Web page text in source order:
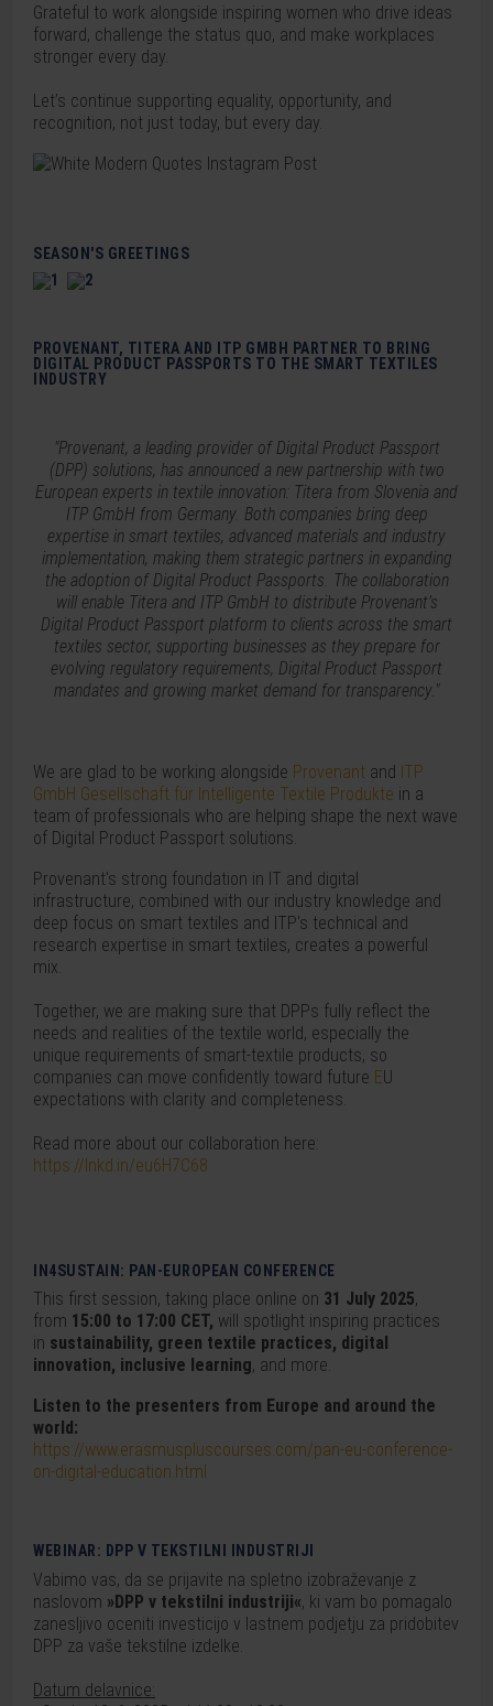
Grateful to work alongside inspiring women who drive ideas
forward, challenge the status quo, and make workplaces
stronger every day.
Let’s continue supporting equality, opportunity, and
recognition, not just today, but every day.
SEASON'S GREETINGS
PROVENANT, TITERA AND ITP GMBH PARTNER TO BRING
DIGITAL PRODUCT PASSPORTS TO THE SMART TEXTILES
INDUSTRY
"Provenant, a leading provider of Digital Product Passport
(DPP) solutions, has announced a new partnership with two
European experts in textile innovation: Titera from Slovenia and
ITP GmbH from Germany. Both companies bring deep
expertise in smart textiles, advanced materials and industry
implementation, making them strategic partners in expanding
the adoption of Digital Product Passports. The collaboration
will enable Titera and ITP GmbH to distribute Provenant’s
Digital Product Passport platform to clients across the smart
textiles sector, supporting businesses as they prepare for
evolving regulatory requirements, Digital Product Passport
mandates and growing market demand for transparency."
We are glad to be working alongside Provenant and ITP
GmbH Gesellschaft für Intelligente Textile Produkte in a
team of professionals who are helping shape the next wave
of Digital Product Passport solutions.
Provenant's strong foundation in IT and digital
infrastructure, combined with our industry knowledge and
deep focus on smart textiles and ITP's technical and
research expertise in smart textiles, creates a powerful
mix.
Together, we are making sure that DPPs fully reflect the
needs and realities of the textile world, especially the
unique requirements of smart-textile products, so
companies can move confidently toward future EU
expectations with clarity and completeness.
Read more about our collaboration here:
https://lnkd.in/eu6H7C68
IN4SUSTAIN: PAN-EUROPEAN CONFERENCE
This first session, taking place online on 31 July 2025,
from 15:00 to 17:00 CET, will spotlight inspiring practices
in sustainability, green textile practices, digital
innovation, inclusive learning, and more.
Listen to the presenters from Europe and around the
world:
https://www.erasmuspluscourses.com/pan-eu-conference-
on-digital-education.html
WEBINAR: DPP V TEKSTILNI INDUSTRIJI
Vabimo vas, da se prijavite na spletno izobraževanje z
naslovom »DPP v tekstilni industriji«, ki vam bo pomagalo
zanesljivo oceniti investicijo v lastnem podjetju za pridobitev
DPP za vaše tekstilne izdelke.
Datum delavnice: